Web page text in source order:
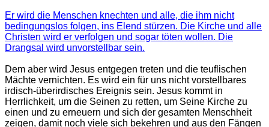
Er wird die Menschen knechten und alle, die ihm nicht
bedingungslos folgen, ins Elend stürzen. Die Kirche und alle
Christen wird er verfolgen und sogar töten wollen. Die
Drangsal wird unvorstellbar sein.
Dem aber wird Jesus entgegen treten und die teuflischen
Mächte vernichten. Es wird ein für uns nicht vorstellbares
irdisch-überirdisches Ereignis sein. Jesus kommt in
Herrlichkeit, um die Seinen zu retten, um Seine Kirche zu
einen und zu erneuern und sich der gesamten Menschheit
zeigen, damit noch viele sich bekehren und aus den Fängen